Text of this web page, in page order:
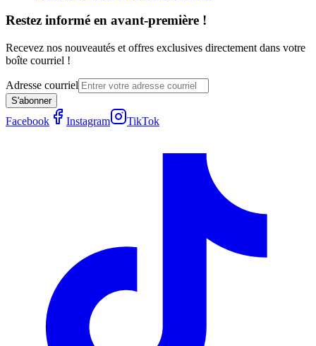
Restez informé en avant-première !
Recevez nos nouveautés et offres exclusives directement dans votre
boîte courriel !
Adresse courriel
S'abonner
Facebook Instagram TikTok